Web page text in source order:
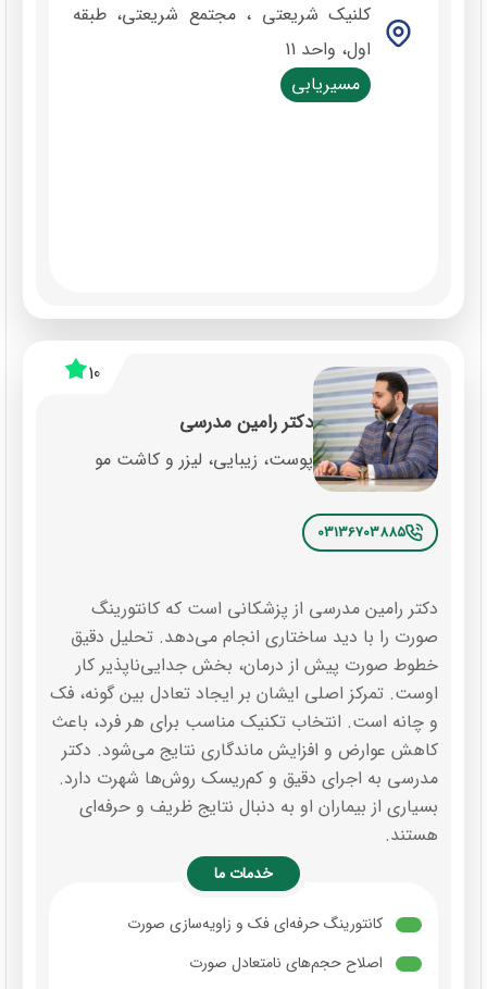
کلنیک شریعتی ، مجتمع شریعتی، طبقه
اول، واحد 11
مسیریابی
10
دکتر رامین مدرسی
پوست، زیبایی، لیزر و کاشت مو
03136703885
دکتر رامین مدرسی از پزشکانی است که کانتورینگ
صورت را با دید ساختاری انجام می‌دهد. تحلیل دقیق
خطوط صورت پیش از درمان، بخش جدایی‌ناپذیر کار
اوست. تمرکز اصلی ایشان بر ایجاد تعادل بین گونه، فک
و چانه است. انتخاب تکنیک مناسب برای هر فرد، باعث
کاهش عوارض و افزایش ماندگاری نتایج می‌شود. دکتر
مدرسی به اجرای دقیق و کم‌ریسک روش‌ها شهرت دارد.
بسیاری از بیماران او به دنبال نتایج ظریف و حرفه‌ای
هستند.
خدمات ما
کانتورینگ حرفه‌ای فک و زاویه‌سازی صورت
اصلاح حجم‌های نامتعادل صورت